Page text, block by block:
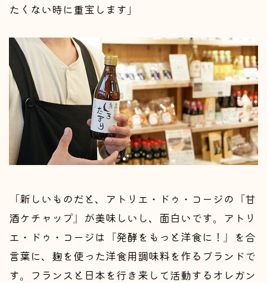
たくない時に重宝します」
「新しいものだと、アトリエ・ドゥ・コージの『甘
酒ケチャップ』が美味しいし、面白いです。アトリ
エ・ドゥ・コージは『発酵をもっと洋食に！』を合
言葉に、麹を使った洋食用調味料を作るブランドで
す。フランスと日本を行き来して活動するオレガン